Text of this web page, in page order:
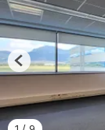
Previous